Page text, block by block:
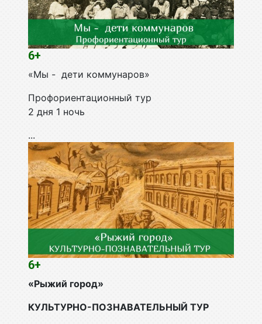
6+
«Мы - дети коммунаров»
Профориентационный тур
2 дня 1 ночь
...
6+
«Рыжий город»
КУЛЬТУРНО-ПОЗНАВАТЕЛЬНЫЙ ТУР